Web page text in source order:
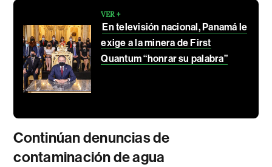
VER +
En televisión nacional, Panamá le
exige a la minera de First
Quantum “honrar su palabra”
Continúan denuncias de
contaminación de agua